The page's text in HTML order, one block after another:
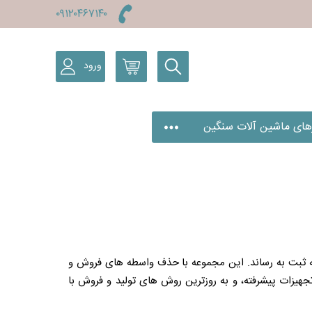
۰۹۱۲۰۴۶۷۱۴۰
ورود
ماشین آلات سنگین
فیلترهای سبک
پروفایل کاربری
به ثبت به رساند. این مجموعه با حذف واسطه های فروش و
پیشرفته، و به روزترین روش های تولید و فروش با